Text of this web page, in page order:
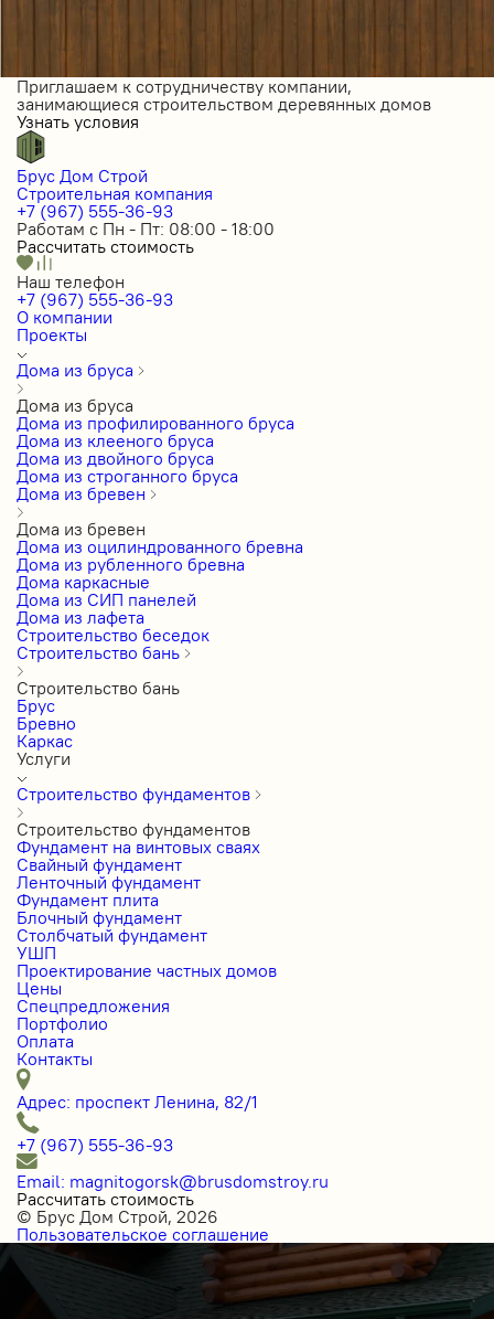
Приглашаем к сотрудничеству компании,
занимающиеся строительством деревянных домов
Узнать условия
Брус Дом Строй
Строительная компания
+7 (967) 555-36-93
Работам с Пн - Пт: 08:00 - 18:00
Рассчитать стоимость
Наш телефон
+7 (967) 555-36-93
О компании
Проекты
Дома из бруса
Дома из бруса
Дома из профилированного бруса
Дома из клееного бруса
Дома из двойного бруса
Дома из строганного бруса
Дома из бревен
Дома из бревен
Дома из оцилиндрованного бревна
Дома из рубленного бревна
Дома каркасные
Дома из СИП панелей
Дома из лафета
Строительство беседок
Строительство бань
Строительство бань
Брус
Бревно
Каркас
Услуги
Строительство фундаментов
Строительство фундаментов
Фундамент на винтовых сваях
Свайный фундамент
Ленточный фундамент
Фундамент плита
Блочный фундамент
Столбчатый фундамент
УШП
Проектирование частных домов
Цены
Спецпредложения
Портфолио
Оплата
Контакты
Адрес: проспект Ленина, 82/1
+7 (967) 555-36-93
Email: magnitogorsk@brusdomstroy.ru
Рассчитать стоимость
© Брус Дом Строй, 2026
Пользовательское соглашение